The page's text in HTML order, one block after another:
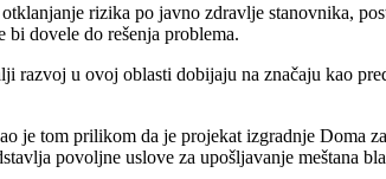
otklanjanje rizika po javno zdravlje stanovnika,
dovele do rešenja problema.
razvoj u ovoj oblasti dobijaju na značaju kao
je tom prilikom da je projekat izgradnje Doma
povoljne uslove za upošljavanje meštana